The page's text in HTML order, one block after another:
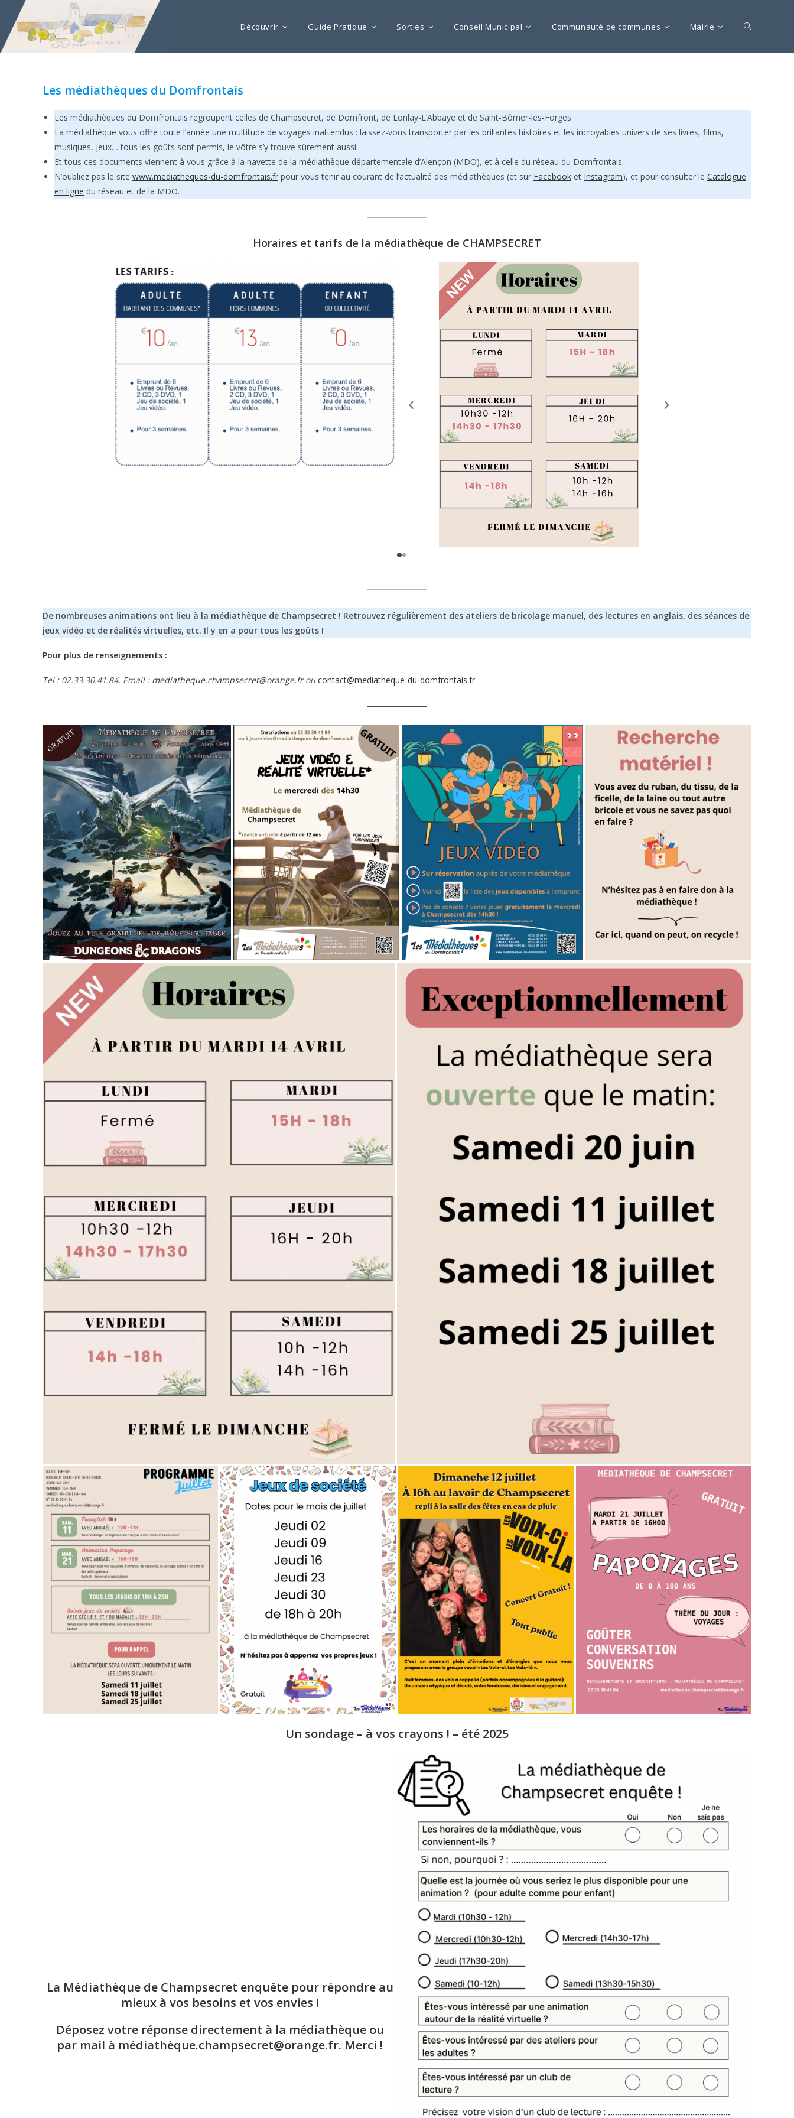
Découvrir Guide Pratique Sorties Conseil Municipal Communauté de communes Mairie
Les médiathèques du Domfrontais
Les médiathèques du Domfrontais regroupent celles de Champsecret, de Domfront, de Lonlay-L’Abbaye et de Saint-Bômer-les-Forges.
La médiathèque vous offre toute l’année une multitude de voyages inattendus : laissez-vous transporter par les brillantes histoires et les incroyables univers de ses livres, films,
musiques, jeux… tous les goûts sont permis, le vôtre s’y trouve sûrement aussi.
Et tous ces documents viennent à vous grâce à la navette de la médiathèque départementale d’Alençon (MDO), et à celle du réseau du Domfrontais.
N’oubliez pas le site www.mediatheques-du-domfrontais.fr pour vous tenir au courant de l’actualité des médiathèques (et sur Facebook et Instagram), et pour consulter le Catalogue
en ligne du réseau et de la MDO.
Horaires et tarifs de la médiathèque de CHAMPSECRET
De nombreuses animations ont lieu à la médiathèque de Champsecret ! Retrouvez régulièrement des ateliers de bricolage manuel, des lectures en anglais, des séances de
jeux vidéo et de réalités virtuelles, etc. Il y en a pour tous les goûts !
Pour plus de renseignements :
Tel : 02.33.30.41.84. Email : mediatheque.champsecret@orange.fr ou contact@mediatheque-du-domfrontais.fr
Un sondage – à vos crayons ! – été 2025
La Médiathèque de Champsecret enquête pour répondre au
mieux à vos besoins et vos envies !
Déposez votre réponse directement à la médiathèque ou
par mail à médiathèque.champsecret@orange.fr. Merci !